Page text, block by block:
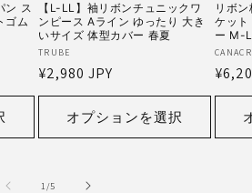
ン ス
ゴム
【L-LL】袖リボンチュニックワ
ンピース Aライン ゆったり 大き
いサイズ 体型カバー 春夏
販
売
元:
TRUBE
通
常
格
¥2,980 JPY
オプションを選択
リボ
ケット
ー M-L
販
売
元:
通
常
格
1 /の5